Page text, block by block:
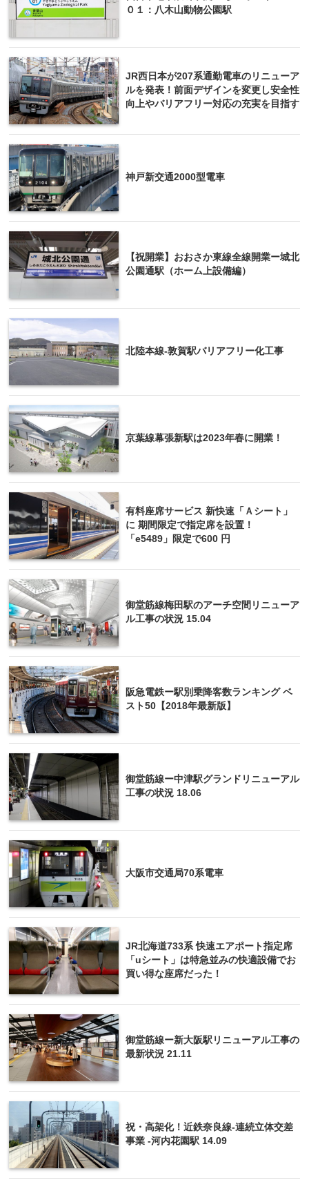
０１：八木山動物公園駅
JR西日本が207系通勤電車のリニューア
ルを発表！前面デザインを変更し安全性
向上やバリアフリー対応の充実を目指す
神戸新交通2000型電車
【祝開業】おおさか東線全線開業ー城北
公園通駅（ホーム上設備編）
北陸本線-敦賀駅バリアフリー化工事
京葉線幕張新駅は2023年春に開業！
有料座席サービス 新快速「Ａシート」
に 期間限定で指定席を設置！
「e5489」限定で600 円
御堂筋線梅田駅のアーチ空間リニューア
ル工事の状況 15.04
阪急電鉄ー駅別乗降客数ランキング ベ
スト50【2018年最新版】
御堂筋線ー中津駅グランドリニューアル
工事の状況 18.06
大阪市交通局70系電車
JR北海道733系 快速エアポート指定席
「uシート」は特急並みの快適設備でお
買い得な座席だった！
御堂筋線ー新大阪駅リニューアル工事の
最新状況 21.11
祝・高架化！近鉄奈良線-連続立体交差
事業 -河内花園駅 14.09